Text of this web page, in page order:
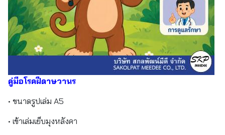
คู่มือโรคฝีดาษวานร
• ขนาดรูปเล่ม A5
• เข้าเล่มเย็บมุงหลังคา